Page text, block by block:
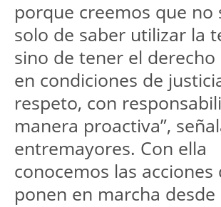
porque creemos que no
solo de saber utilizar la
sino de tener el
en condiciones de
respeto, con
manera proactiva”,
entremayores. Con ella
conocemos las acciones
ponen en marcha desde